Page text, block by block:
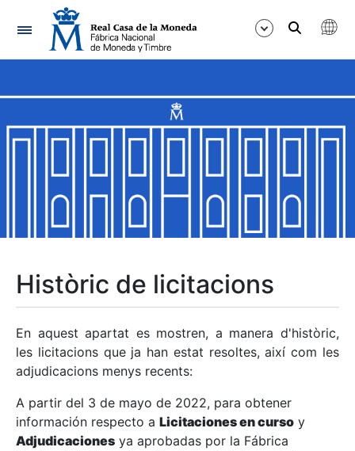
Navegació
Mostra/Amaga
Mostra/Amaga
Mostra/Amaga
Mostra/Amaga
Mostra/Amaga
Històric de licitacions
En aquest apartat es mostren, a manera d'històric,
les licitacions que ja han estat resoltes, així com les
adjudicacions menys recents:
A partir del 3 de mayo de 2022, para obtener
información respecto a Licitaciones en curso y
Adjudicaciones ya aprobadas por la Fábrica